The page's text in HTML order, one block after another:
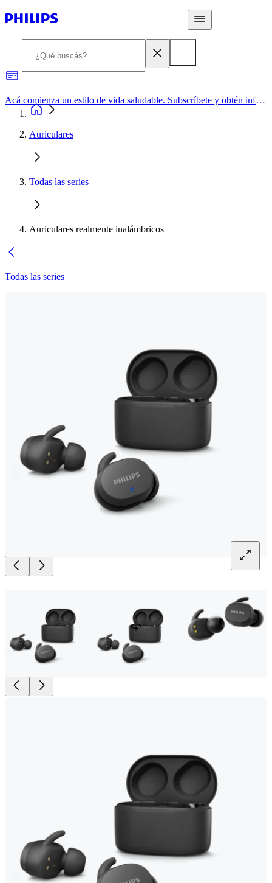
Acá comienza un estilo de vida saludable. Subscríbete y obtén información de primera mano
Auriculares
Todas las series
Auriculares realmente inalámbricos
Todas las series